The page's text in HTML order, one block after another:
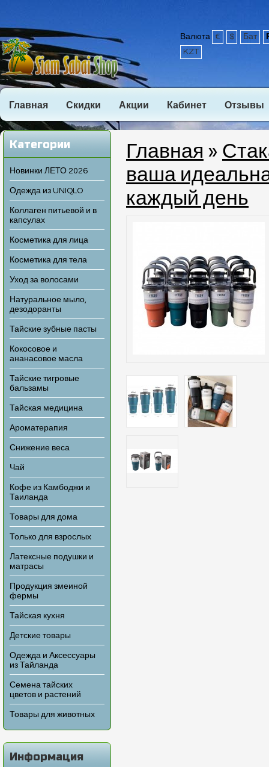
Валюта € $ Бат
KZT
Главная Скидки Акции Кабинет Отзывы
Категории
Новинки ЛЕТО 2026
Одежда из UNIQLO
Коллаген питьевой и в
капсулах
Косметика для лица
Косметика для тела
Уход за волосами
Натуральное мыло,
дезодоранты
Тайские зубные пасты
Кокосовое и
ананасовое масла
Тайские тигровые
бальзамы
Тайская медицина
Ароматерапия
Снижение веса
Чай
Кофе из Камбоджи и
Таиланда
Товары для дома
Только для взрослых
Латексные подушки и
матрасы
Продукция змеиной
фермы
Тайская кухня
Детские товары
Одежда и Аксессуары
из Тайланда
Семена тайских
цветов и растений
Товары для животных
Информация
Главная »
ваша
каждый день